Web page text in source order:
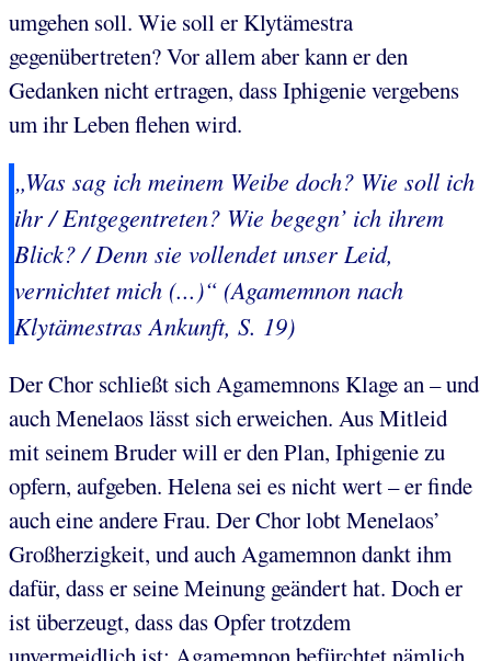
umgehen soll. Wie soll er Klytämestra
gegenübertreten? Vor allem aber kann er den
Gedanken nicht ertragen, dass Iphigenie vergebens
um ihr Leben flehen wird.
„Was sag ich meinem Weibe doch? Wie soll ich
ihr / Entgegentreten? Wie begegn’ ich ihrem
Blick? / Denn sie vollendet unser Leid,
vernichtet mich (...)“ (Agamemnon nach
Klytämestras Ankunft, S. 19)
Der Chor schließt sich Agamemnons Klage an – und
auch Menelaos lässt sich erweichen. Aus Mitleid
mit seinem Bruder will er den Plan, Iphigenie zu
opfern, aufgeben. Helena sei es nicht wert – er finde
auch eine andere Frau. Der Chor lobt Menelaos’
Großherzigkeit, und auch Agamemnon dankt ihm
dafür, dass er seine Meinung geändert hat. Doch er
ist überzeugt, dass das Opfer trotzdem